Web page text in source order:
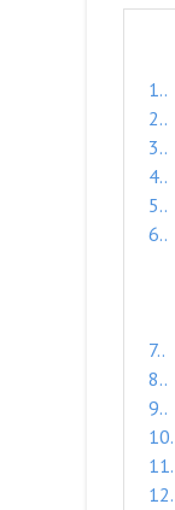
1.
2.
3.
4.
5.
6.
7.
8.
9.
10.
11.
12.